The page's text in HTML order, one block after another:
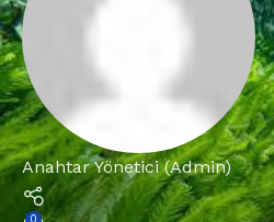
Anahtar Yönetici (Admin)
0